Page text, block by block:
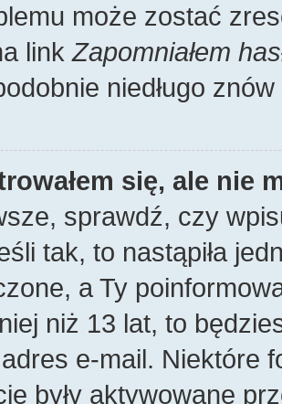
może zostać
linkZapomniałem
niedługo
się, ale nie
sprawdź, czy
tak, to nastąpiła
a Ty
niż 13 lat, to
e-mail. Niektóre
były aktywowane